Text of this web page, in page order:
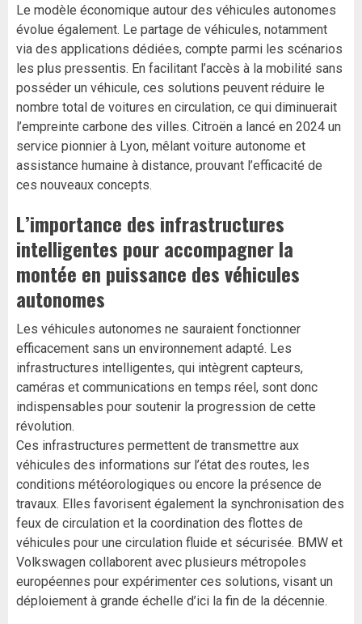
Le modèle économique autour des véhicules autonomes
évolue également. Le partage de véhicules, notamment
via des applications dédiées, compte parmi les scénarios
les plus pressentis. En facilitant l’accès à la mobilité sans
posséder un véhicule, ces solutions peuvent réduire le
nombre total de voitures en circulation, ce qui diminuerait
l’empreinte carbone des villes. Citroën a lancé en 2024 un
service pionnier à Lyon, mêlant voiture autonome et
assistance humaine à distance, prouvant l’efficacité de
ces nouveaux concepts.
L’importance des infrastructures
intelligentes pour accompagner la
montée en puissance des véhicules
autonomes
Les véhicules autonomes ne sauraient fonctionner
efficacement sans un environnement adapté. Les
infrastructures intelligentes, qui intègrent capteurs,
caméras et communications en temps réel, sont donc
indispensables pour soutenir la progression de cette
révolution.
Ces infrastructures permettent de transmettre aux
véhicules des informations sur l’état des routes, les
conditions météorologiques ou encore la présence de
travaux. Elles favorisent également la synchronisation des
feux de circulation et la coordination des flottes de
véhicules pour une circulation fluide et sécurisée. BMW et
Volkswagen collaborent avec plusieurs métropoles
européennes pour expérimenter ces solutions, visant un
déploiement à grande échelle d’ici la fin de la décennie.